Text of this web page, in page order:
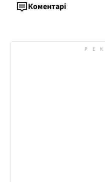
Коментарі